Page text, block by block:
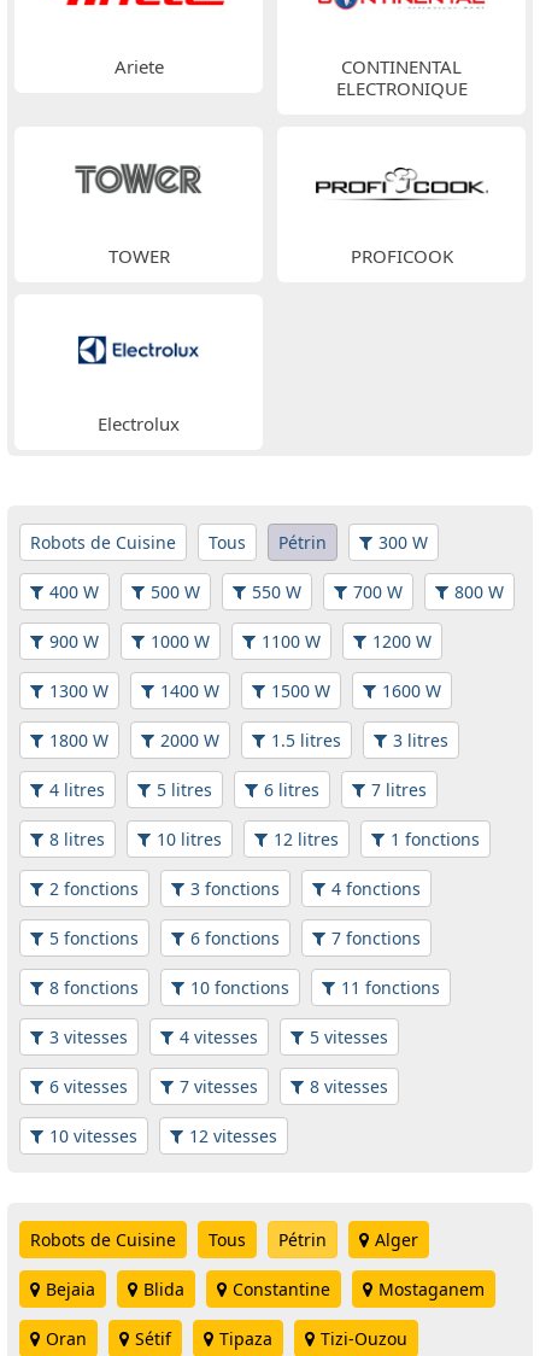
Ariete
CONTINENTAL
ELECTRONIQUE
TOWER PROFICOOK
Electrolux
Robots de Cuisine Tous Pétrin 300 W
400 W 500 W 550 W 700 W 800 W
900 W 1000 W 1100 W 1200 W
1300 W 1400 W 1500 W 1600 W
1800 W 2000 W 1.5 litres 3 litres
4 litres 5 litres 6 litres 7 litres
8 litres 10 litres 12 litres 1 fonctions
2 fonctions 3 fonctions 4 fonctions
5 fonctions 6 fonctions 7 fonctions
8 fonctions 10 fonctions 11 fonctions
3 vitesses 4 vitesses 5 vitesses
6 vitesses 7 vitesses 8 vitesses
10 vitesses 12 vitesses
Robots de Cuisine Tous Pétrin Alger
Bejaia Blida Constantine Mostaganem
Oran Sétif Tipaza Tizi-Ouzou